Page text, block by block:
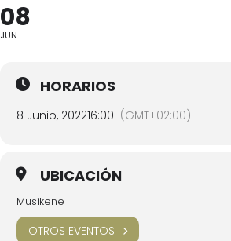
08
JUN
HORARIOS
8 Junio, 202216:00 (GMT+02:00)
UBICACIÓN
Musikene
OTROS EVENTOS